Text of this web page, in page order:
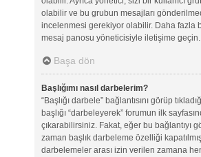
olabilir ve bu grubun mesajları
incelenmesi gerekiyor olabilir. Daha fazla
mesaj panosu yöneticisiyle iletişime geçin.
Başa dön
Başlığımı nasıl darbelerim?
“Başlığı darbele” bağlantısını görüp
başlığı “darbeleyerek” forumun ilk
çıkarabilirsiniz. Fakat, eğer bu bağlantıyı
zaman başlık darbeleme özelliği
darbelemeler arası izin verilen zamana